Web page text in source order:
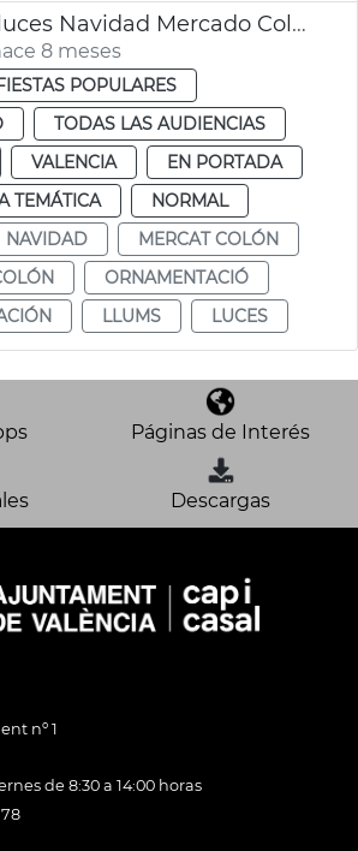
Encendido luces Navidad Mercado Colón València
8 meses
POPULARES
TODAS LAS AUDIENCIAS
VALENCIA
EN PORTADA
TEMÁTICA
NORMAL
NAVIDAD
MERCAT COLÓN
ORNAMENTACIÓ
LLUMS LUCES
Páginas de Interés
Descargas
nº 1
de 8:30 a 14:00 horas